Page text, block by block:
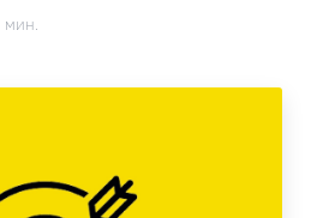
мин.